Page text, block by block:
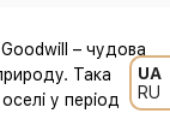
UA
RU
– чудова
Така
у період